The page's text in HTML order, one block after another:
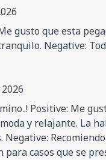
gusto que esta
Negative:
Positive: Me
y relajante. La
Negative:
para casos que se